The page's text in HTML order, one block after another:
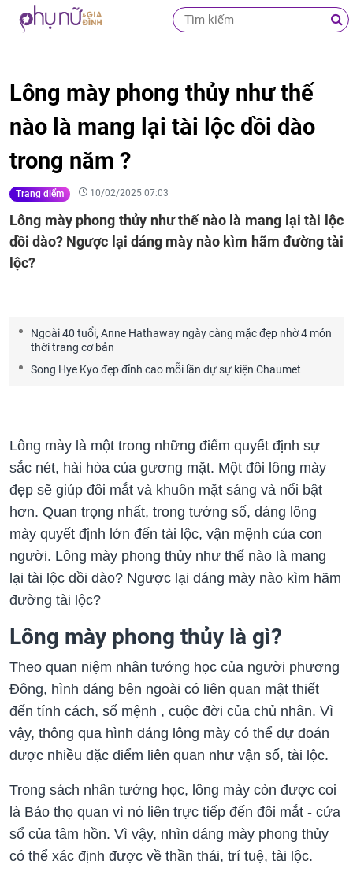
Lông mày phong thủy như thế
nào là mang lại tài lộc dồi dào
trong năm ?
Trang điểm 10/02/2025 07:03
Lông mày phong thủy như thế nào là mang lại tài lộc
dồi dào? Ngược lại dáng mày nào kìm hãm đường tài
lộc?
Ngoài 40 tuổi, Anne Hathaway ngày càng mặc đẹp nhờ 4 món
thời trang cơ bản
Song Hye Kyo đẹp đỉnh cao mỗi lần dự sự kiện Chaumet
Lông mày là một trong những điểm quyết định sự
sắc nét, hài hòa của gương mặt. Một đôi lông mày
đẹp sẽ giúp đôi mắt và khuôn mặt sáng và nổi bật
hơn. Quan trọng nhất, trong tướng số, dáng lông
mày quyết định lớn đến tài lộc, vận mệnh của con
người. Lông mày phong thủy như thế nào là mang
lại tài lộc dồi dào? Ngược lại dáng mày nào kìm hãm
đường tài lộc?
Lông mày phong thủy là gì?
Theo quan niệm nhân tướng học của người phương
Đông, hình dáng bên ngoài có liên quan mật thiết
đến tính cách, số mệnh , cuộc đời của chủ nhân. Vì
vậy, thông qua hình dáng lông mày có thể dự đoán
được nhiều đặc điểm liên quan như vận số, tài lộc.
Trong sách nhân tướng học, lông mày còn được coi
là Bảo thọ quan vì nó liên trực tiếp đến đôi mắt - cửa
sổ của tâm hồn. Vì vậy, nhìn dáng mày phong thủy
có thể xác định được về thần thái, trí tuệ, tài lộc.